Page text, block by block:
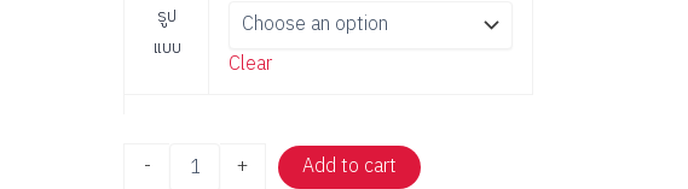
รูป
แบบ
Clear
- +
Add to cart